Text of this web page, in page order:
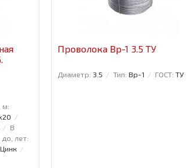
м:
В
до, лет:
Цинк
Проволока Вр-1 3.5 ТУ
Диаметр: 3.5 Тип: Вр-1 ГОСТ: ТУ